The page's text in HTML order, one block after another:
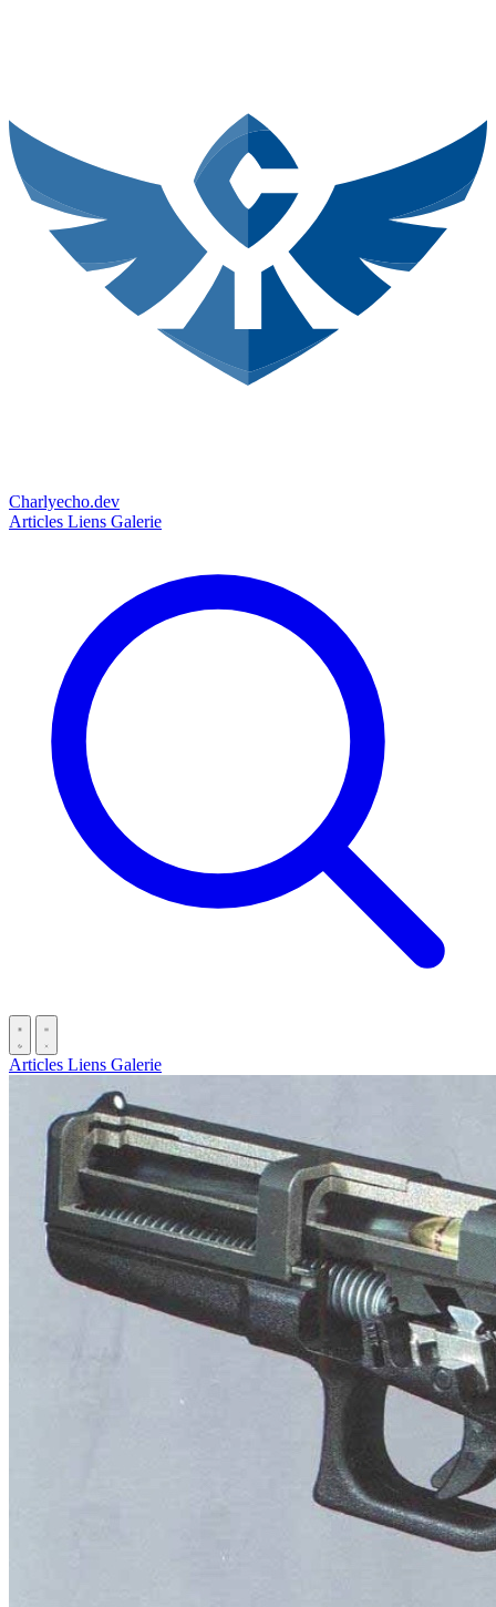
Charlyecho.dev
Articles Liens Galerie
Articles Liens Galerie